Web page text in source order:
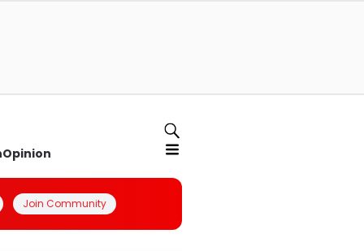
Opinion
Join Community